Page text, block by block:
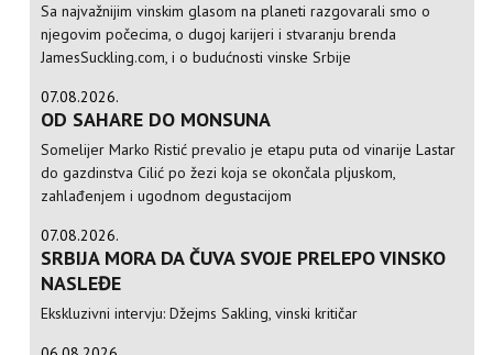
Sa najvažnijim vinskim glasom na planeti razgovarali smo o
njegovim počecima, o dugoj karijeri i stvaranju brenda
JamesSuckling.com, i o budućnosti vinske Srbije
07.08.2026.
OD SAHARE DO MONSUNA
Somelijer Marko Ristić prevalio je etapu puta od vinarije Lastar
do gazdinstva Cilić po žezi koja se okončala pljuskom,
zahlađenjem i ugodnom degustacijom
07.08.2026.
SRBIJA MORA DA ČUVA SVOJE PRELEPO VINSKO
NASLEĐE
Ekskluzivni intervju: Džejms Sakling, vinski kritičar